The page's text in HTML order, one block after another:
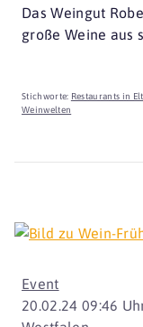
Das Weingut
große Weine aus
Stichworte: Restaurants in
Weinwelten
20.02.24 09:46
Event